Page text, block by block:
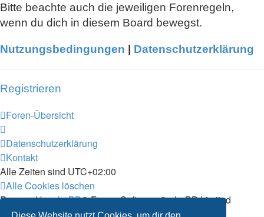
Bitte beachte auch die jeweiligen Forenregeln,
wenn du dich in diesem Board bewegst.
Nutzungsbedingungen Datenschutzerklärung
Registrieren
Foren-Übersicht
Datenschutzerklärung
Kontakt
Alle Zeiten sind UTC+02:00
Alle Cookies löschen
Powered byphpBB® Forum Software © phpBB Limited
Deutsche Übersetzung durchphpBB.de